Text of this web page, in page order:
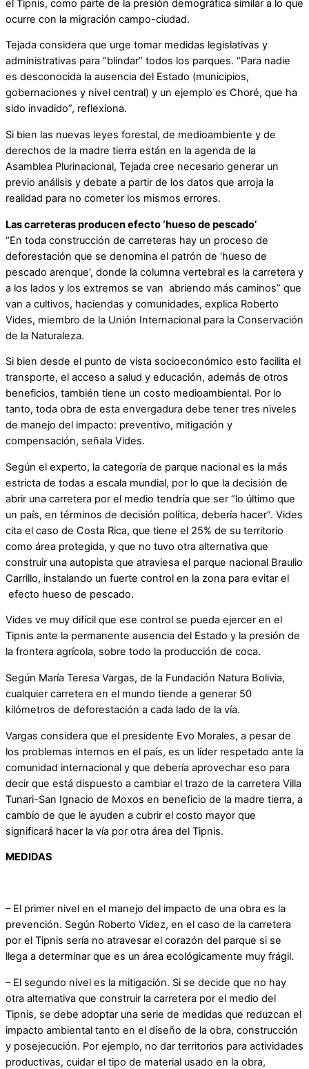
el Tipnis, como parte de la presión demográfica similar a lo que
ocurre con la migración campo-ciudad.
Tejada considera que urge tomar medidas legislativas y
administrativas para “blindar” todos los parques. “Para nadie
es desconocida la ausencia del Estado (municipios,
gobernaciones y nivel central) y un ejemplo es Choré, que ha
sido invadido”, reflexiona.
Si bien las nuevas leyes forestal, de medioambiente y de
derechos de la madre tierra están en la agenda de la
Asamblea Plurinacional, Tejada cree necesario generar un
previo análisis y debate a partir de los datos que arroja la
realidad para no cometer los mismos errores.
Las carreteras producen efecto ‘hueso de pescado’
“En toda construcción de carreteras hay un proceso de
deforestación que se denomina el patrón de ‘hueso de
pescado arenque’, donde la columna vertebral es la carretera y
a los lados y los extremos se van abriendo más caminos” que
van a cultivos, haciendas y comunidades, explica Roberto
Vides, miembro de la Unión Internacional para la Conservación
de la Naturaleza.
Si bien desde el punto de vista socioeconómico esto facilita el
transporte, el acceso a salud y educación, además de otros
beneficios, también tiene un costo medioambiental. Por lo
tanto, toda obra de esta envergadura debe tener tres niveles
de manejo del impacto: preventivo, mitigación y
compensación, señala Vides.
Según el experto, la categoría de parque nacional es la más
estricta de todas a escala mundial, por lo que la decisión de
abrir una carretera por el medio tendría que ser “lo último que
un país, en términos de decisión política, debería hacer”. Vides
cita el caso de Costa Rica, que tiene el 25% de su territorio
como área protegida, y que no tuvo otra alternativa que
construir una autopista que atraviesa el parque nacional Braulio
Carrillo, instalando un fuerte control en la zona para evitar el
efecto hueso de pescado.
Vides ve muy difícil que ese control se pueda ejercer en el
Tipnis ante la permanente ausencia del Estado y la presión de
la frontera agrícola, sobre todo la producción de coca.
Según María Teresa Vargas, de la Fundación Natura Bolivia,
cualquier carretera en el mundo tiende a generar 50
kilómetros de deforestación a cada lado de la vía.
Vargas considera que el presidente Evo Morales, a pesar de
los problemas internos en el país, es un líder respetado ante la
comunidad internacional y que debería aprovechar eso para
decir que está dispuesto a cambiar el trazo de la carretera Villa
Tunari-San Ignacio de Moxos en beneficio de la madre tierra, a
cambio de que le ayuden a cubrir el costo mayor que
significará hacer la vía por otra área del Tipnis.
MEDIDAS
– El primer nivel en el manejo del impacto de una obra es la
prevención. Según Roberto Videz, en el caso de la carretera
por el Tipnis sería no atravesar el corazón del parque si se
llega a determinar que es un área ecológicamente muy frágil.
– El segundo nivel es la mitigación. Si se decide que no hay
otra alternativa que construir la carretera por el medio del
Tipnis, se debe adoptar una serie de medidas que reduzcan el
impacto ambiental tanto en el diseño de la obra, construcción
y posejecución. Por ejemplo, no dar territorios para actividades
productivas, cuidar el tipo de material usado en la obra,